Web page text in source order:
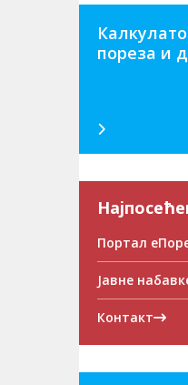
пореза и
Портал
Јавне
Контакт